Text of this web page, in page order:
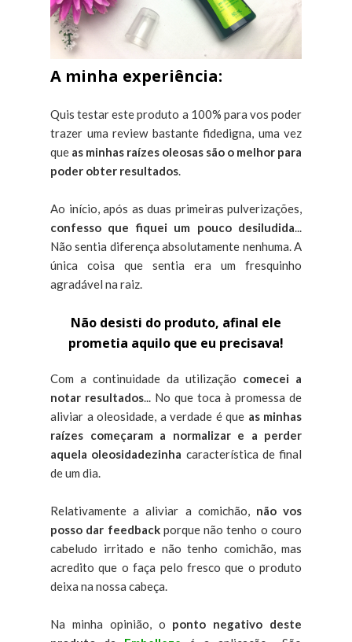
A minha experiência:
Quis testar este produto a 100% para vos poder
trazer uma review bastante fidedigna, uma vez
que as minhas raízes oleosas são o melhor para
poder obter resultados.
Ao início, após as duas primeiras pulverizações,
confesso que fiquei um pouco desiludida...
Não sentia diferença absolutamente nenhuma. A
única coisa que sentia era um fresquinho
agradável na raiz.
Não desisti do produto, afinal ele
prometia aquilo que eu precisava!
Com a continuidade da utilização comecei a
notar resultados... No que toca à promessa de
aliviar a oleosidade, a verdade é que as minhas
raízes começaram a normalizar e a perder
aquela oleosidadezinha característica de final
de um dia.
Relativamente a aliviar a comichão, não vos
posso dar feedbackporque não tenho o couro
cabeludo irritado e não tenho comichão, mas
acredito que o faça pelo fresco que o produto
deixa na nossa cabeça.
Na minha opinião, o ponto negativo deste